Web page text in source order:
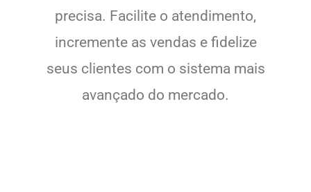
precisa. Facilite o atendimento,
incremente as vendas e fidelize
seus clientes com o sistema mais
avançado do mercado.